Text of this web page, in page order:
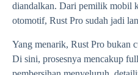
diandalkan. Dari pemilik mobil
otomotif, Rust Pro sudah jadi
Yang menarik, Rust Pro bukan
Di sini, prosesnya mencakup